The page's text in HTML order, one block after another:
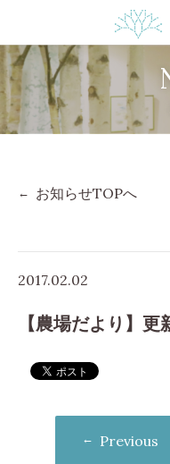
お知らせTOPへ
2017.02.02
【農場だより】更
Previous